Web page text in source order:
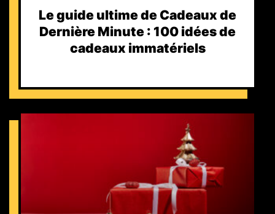
Le guide ultime de Cadeaux de
Dernière Minute : 100 idées de
cadeaux immatériels